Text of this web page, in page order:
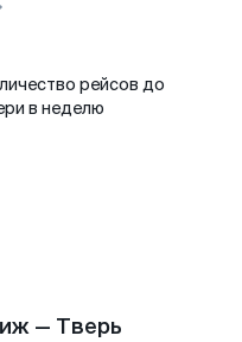
рейсов до
в неделю
— Тверь